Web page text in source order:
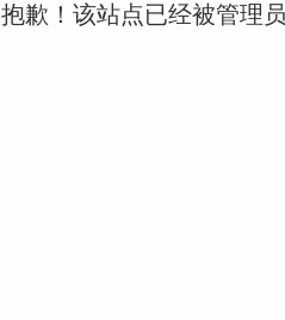
抱歉！该站点已经被管理